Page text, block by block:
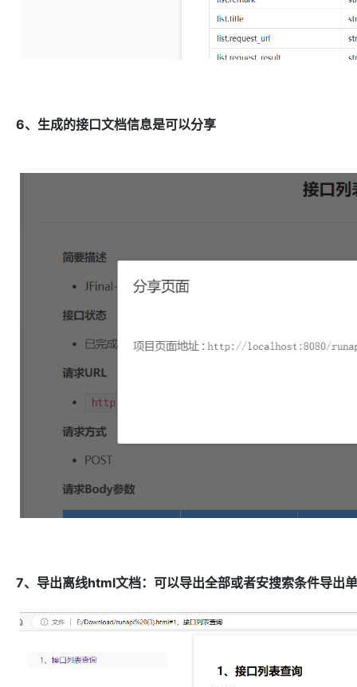
6、生成的接口文档信息是可以分享
7、导出离线html文档：可以导出全部或者安搜索条件导出